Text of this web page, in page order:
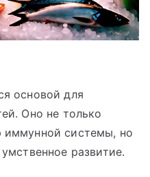
основой для
Оно не только
иммунной системы, но
развитие.